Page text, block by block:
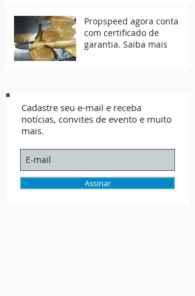
Propspeed agora conta
com certificado de
garantia. Saiba mais
Cadastre seu e-mail e receba
notícias, convites de evento e muito
mais.
Assinar